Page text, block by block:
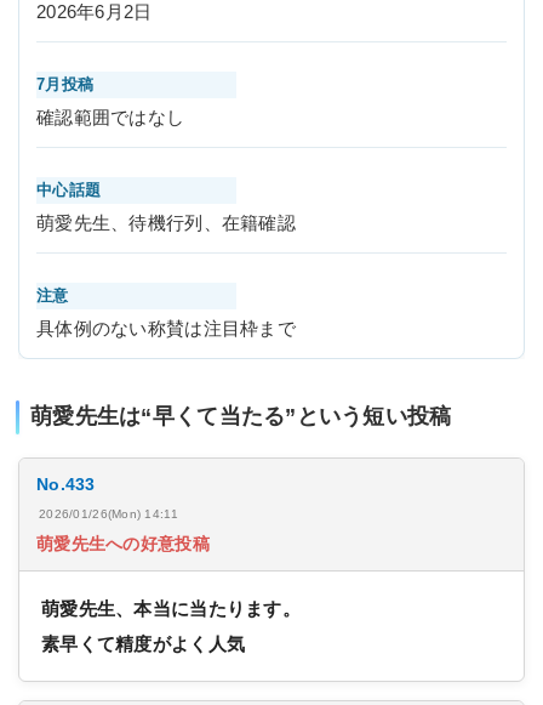
2026年6月2日
7月投稿
確認範囲ではなし
中心話題
萌愛先生、待機行列、在籍確認
注意
具体例のない称賛は注目枠まで
萌愛先生は“早くて当たる”という短い投稿
No.433
2026/01/26(Mon) 14:11
萌愛先生への好意投稿
萌愛先生、本当に当たります。
素早くて精度がよく人気